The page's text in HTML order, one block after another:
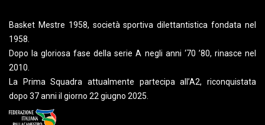
Basket Mestre 1958, società sportiva dilettantistica fondata nel
1958.
Dopo la gloriosa fase della serie A negli anni ‘70 ’80, rinasce nel
2010.
La Prima Squadra attualmente partecipa all’A2, riconquistata
dopo 37 anni il giorno 22 giugno 2025.